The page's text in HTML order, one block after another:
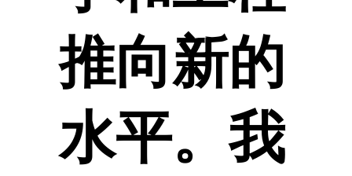
推向新的
水平。我